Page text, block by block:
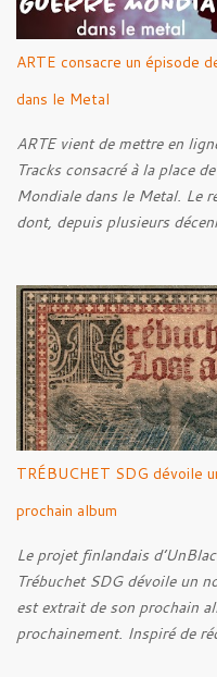
ARTE consacre un épisode
dans le Metal
ARTE vient de mettre en
Tracks consacré à la place
Mondiale dans le Metal. Le
dont, depuis plusieurs
cette réflexion, Tracks est
Kanonenfieber ) et de
leur intérêt pour la Première
donne également la parole
Kohlmannslehner,
Ralf Raths, directeur du
afin d'interroger plus
dans l'esthétique et
découvrir ci-dessous :
TRÉBUCHET SDG dévoile
prochain album
Le projet finlandais
Trébuchet SDG dévoile un
est extrait de son prochain
prochainement. Inspiré de